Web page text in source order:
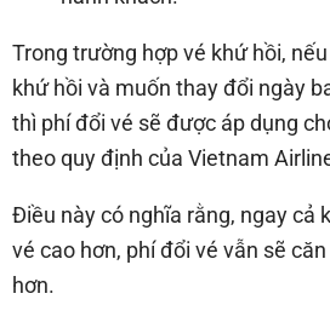
Trong trường hợp vé khứ hồi,
khứ hồi và muốn thay đổi ngày
thì phí đổi vé sẽ được áp dụng
theo quy định của Vietnam
Điều này có nghĩa rằng, ngay cả
vé cao hơn, phí đổi vé vẫn sẽ
hơn.